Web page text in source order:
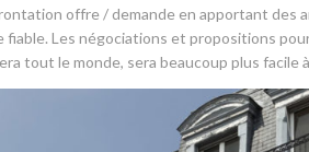
offre / demande en apportant des
fiable. Les négociations et propositions
tout le monde, sera beaucoup plus facile